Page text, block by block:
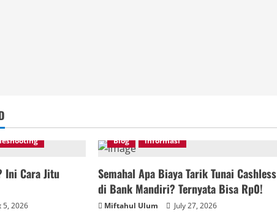
Ini Cara Jitu
5, 2026
Blog informasi
Semahal Apa Biaya Tarik Tunai Cashless
di Bank Mandiri? Ternyata Bisa Rp0!
Miftahul Ulum July 27, 2026